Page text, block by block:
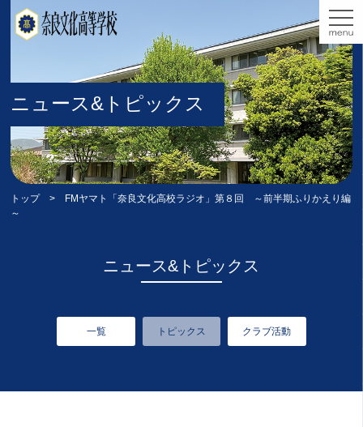
ニュース&トピックス
トップ> FMヤマト「奈良文化高校ラジオ」第８回 ～前半期ふりかえり編
～
ニュース&トピックス
一覧 トピックス クラブ活動